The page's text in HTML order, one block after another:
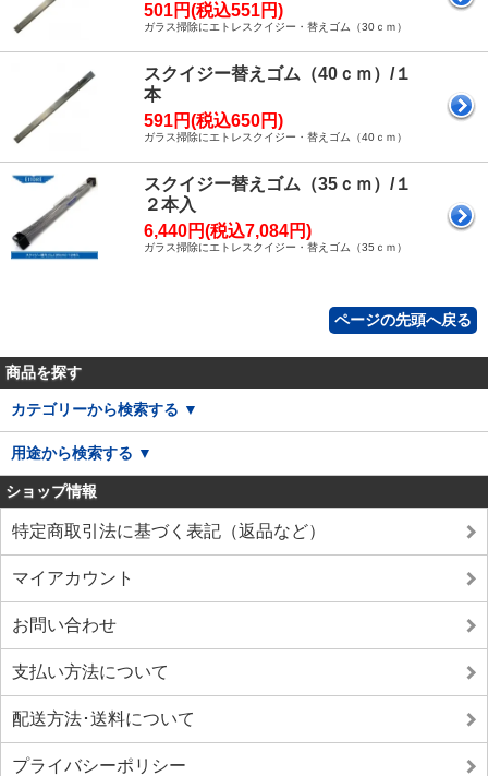
501円(税込551円)
ガラス掃除にエトレスクイジー・替えゴム（30ｃｍ）
スクイジー替えゴム（40ｃｍ）/１
本
591円(税込650円)
ガラス掃除にエトレスクイジー・替えゴム（40ｃｍ）
スクイジー替えゴム（35ｃｍ）/１
２本入
6,440円(税込7,084円)
ガラス掃除にエトレスクイジー・替えゴム（35ｃｍ）
ページの先頭へ戻る
商品を探す
カテゴリーから検索する ▼
用途から検索する ▼
ショップ情報
特定商取引法に基づく表記（返品など）
マイアカウント
お問い合わせ
支払い方法について
配送方法･送料について
プライバシーポリシー